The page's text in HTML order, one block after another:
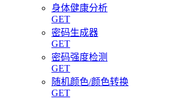
身体健康分析
GET
密码生成器
GET
密码强度检测
GET
随机颜色/颜色转换
GET